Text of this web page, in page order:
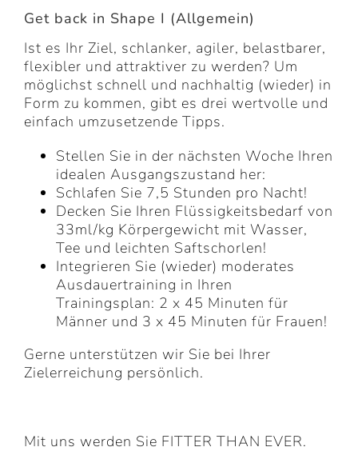
grösseres
Bild
Get back in Shape I (Allgemein)
Ist es Ihr Ziel, schlanker, agiler, belastbarer,
flexibler und attraktiver zu werden? Um
möglichst schnell und nachhaltig (wieder) in
Form zu kommen, gibt es drei wertvolle und
einfach umzusetzende Tipps.
Stellen Sie in der nächsten Woche Ihren
idealen Ausgangszustand her:
Schlafen Sie 7,5 Stunden pro Nacht!
Decken Sie Ihren Flüssigkeitsbedarf von
33ml/kg Körpergewicht mit Wasser,
Tee und leichten Saftschorlen!
Integrieren Sie (wieder) moderates
Ausdauertraining in Ihren
Trainingsplan: 2 x 45 Minuten für
Männer und 3 x 45 Minuten für Frauen!
Gerne unterstützen wir Sie bei Ihrer
Zielerreichung persönlich.
Mit uns werden Sie FITTER THAN EVER.